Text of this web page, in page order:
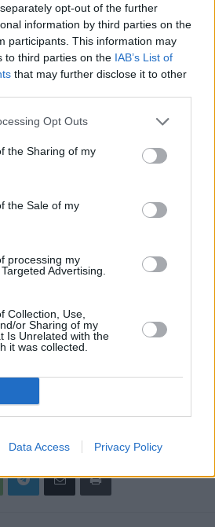
opt-out of the further
information by third parties on the
participants. This information may
to third parties on the IAB’s List of
that may further disclose it to other
Opt Outs
the Sharing of my
the Sale of my
processing my
Advertising.
Collection, Use,
or Sharing of my
Is Unrelated with the
it was collected.
Data Access Privacy Policy
un procedimento in corso alla Corte
è accettabile in nessun caso – ha
massacro costante di civili. Non c’è
aspirazione a vedersi
soluzione dei due popoli e due Stati
riusciti a fare votare alla Camera una
il fuoco con tutti i voti delle
il governo stia finalmente
è tardi, diciamo da ottobre che ci vuole
di attacco a Rafah”.
–